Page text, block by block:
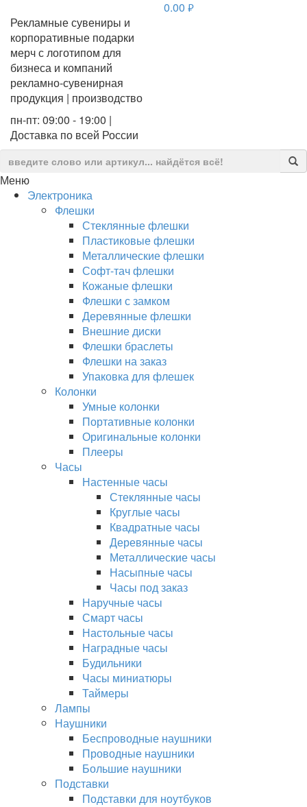
Рекламные сувениры и
корпоративные подарки
мерч с логотипом для
бизнеса и компаний
рекламно-сувенирная
продукция | производство
пн-пт: 09:00 - 19:00 |
Доставка по всей России
0.00 руб.
Меню
Электроника
Флешки
Стеклянные флешки
Пластиковые флешки
Металлические флешки
Софт-тач флешки
Кожаные флешки
Флешки с замком
Деревянные флешки
Внешние диски
Флешки браслеты
Флешки на заказ
Упаковка для флешек
Колонки
Умные колонки
Портативные колонки
Оригинальные колонки
Плееры
Часы
Настенные часы
Стеклянные часы
Круглые часы
Квадратные часы
Деревянные часы
Металлические часы
Насыпные часы
Часы под заказ
Наручные часы
Смарт часы
Настольные часы
Наградные часы
Будильники
Часы миниатюры
Таймеры
Лампы
Наушники
Беспроводные наушники
Проводные наушники
Большие наушники
Подставки
Подставки для ноутбуков